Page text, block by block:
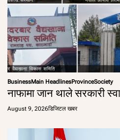
BusinessMain HeadlinesProvinceSociety
नाफामा जान थाले सरकारी
August 9, 2026डिजिटल खबर